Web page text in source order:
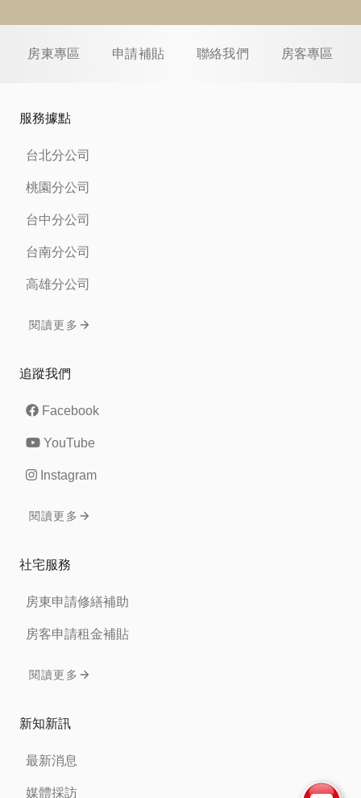
房東專區 申請補貼 聯絡我們 房客專區
服務據點
台北分公司
桃園分公司
台中分公司
台南分公司
高雄分公司
閱讀更多
追蹤我們
Facebook
YouTube
Instagram
閱讀更多
社宅服務
房東申請修繕補助
房客申請租金補貼
閱讀更多
新知新訊
最新消息
媒體採訪